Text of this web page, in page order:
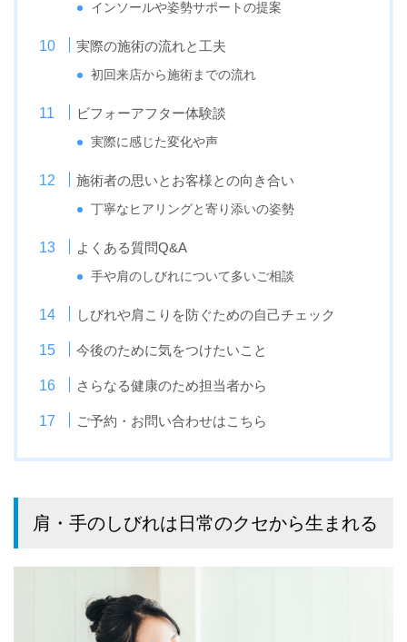
インソールや姿勢サポートの提案
実際の施術の流れと工夫
初回来店から施術までの流れ
ビフォーアフター体験談
実際に感じた変化や声
施術者の思いとお客様との向き合い
丁寧なヒアリングと寄り添いの姿勢
よくある質問Q&A
手や肩のしびれについて多いご相談
しびれや肩こりを防ぐための自己チェック
今後のために気をつけたいこと
さらなる健康のため担当者から
ご予約・お問い合わせはこちら
肩・手のしびれは日常のクセから生まれる